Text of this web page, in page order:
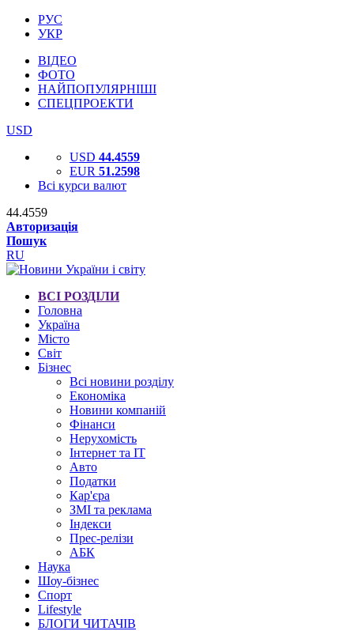
РУС
УКР
ВІДЕО
ФОТО
НАЙПОПУЛЯРНІШІ
СПЕЦПРОЕКТИ
USD
USD 44.4559
EUR 51.2598
Всі курси валют
44.4559
Авторизація
Пошук
RU
ВСІ РОЗДІЛИ
Головна
Україна
Місто
Світ
Бізнес
Всі новини розділу
Економіка
Новини компаній
Фінанси
Нерухомість
Інтернет та IT
Авто
Податки
Кар'єра
ЗМІ та реклама
Індекси
Прес-релізи
АБК
Наука
Шоу-бізнес
Спорт
Lifestyle
БЛОГИ ЧИТАЧІВ